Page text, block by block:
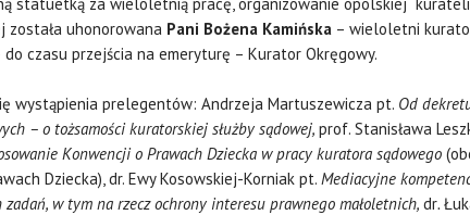
uhonorowana Pani Bożena Kamińska – wieloletni
czasu przejścia na emeryturę – Kurator Okręgowy.
wystąpienia prelegentów: Andrzeja Martuszewicza pt. Od
– o tożsamości kuratorskiej służby sądowej, prof. Stanisława
Konwencji o Prawach Dziecka w pracy kuratora sądowego
Dziecka), dr. Ewy Kosowskiej-Korniak pt. Mediacyjne
w tym na rzecz ochrony interesu prawnego małoletnich, dr.